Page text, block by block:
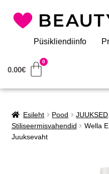
Püsikliendiinfo
0.00€
Esileht Pood JUUKSED
Stiliseermisvahendid
Wella
Juuksevaht